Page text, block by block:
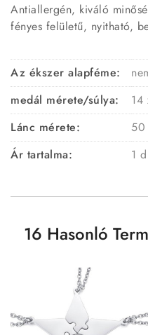
Antiallergén, kiváló
fényes felületű, nyitható,
Az ékszer alapféme:
medál mérete/súlya:
14
Lánc mérete:
50
Ár tartalma:
1
16 Hasonló